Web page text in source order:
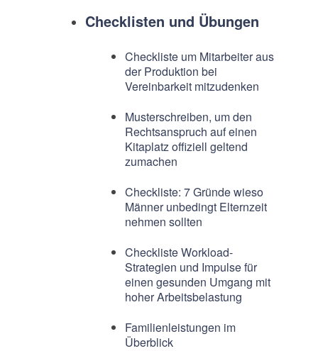
Checklisten und Übungen
Checkliste um Mitarbeiter aus
der Produktion bei
Vereinbarkeit mitzudenken
Musterschreiben, um den
Rechtsanspruch auf einen
Kitaplatz offiziell geltend
zumachen
Checkliste: 7 Gründe wieso
Männer unbedingt Elternzeit
nehmen sollten
Checkliste Workload-
Strategien und Impulse für
einen gesunden Umgang mit
hoher Arbeitsbelastung
Familienleistungen im
Überblick